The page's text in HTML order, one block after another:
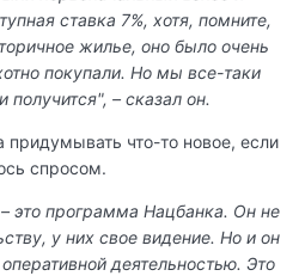
ставка 7%, хотя, помните,
жилье, оно было очень
покупали. Но мы все-таки
– сказал он.
придумывать что-то новое, если
спросом.
это программа Нацбанка. Он не
у них свое видение. Но и он
деятельностью. Это